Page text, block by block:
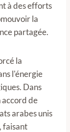
à des efforts
la
partagée.
la
l'énergie
Dans
accord de
arabes unis
faisant